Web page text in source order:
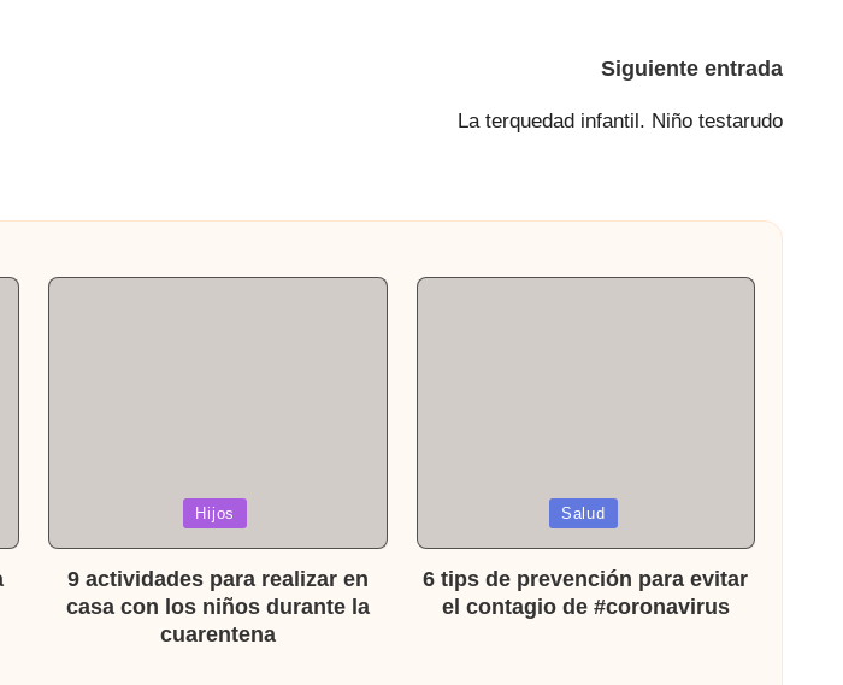
Siguiente entrada
La terquedad infantil. Niño testarudo
Hijos
9 actividades para realizar en
casa con los niños durante la
cuarentena
Salud
6 tips de prevención para evitar
el contagio de #coronavirus